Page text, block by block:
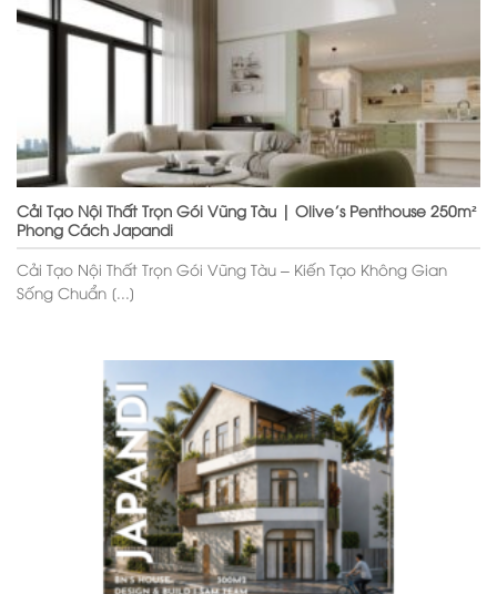
Cải Tạo Nội Thất Trọn Gói Vũng Tàu | Olive’s Penthouse 250m²
Phong Cách Japandi
Cải Tạo Nội Thất Trọn Gói Vũng Tàu – Kiến Tạo Không Gian
Sống Chuẩn [...]